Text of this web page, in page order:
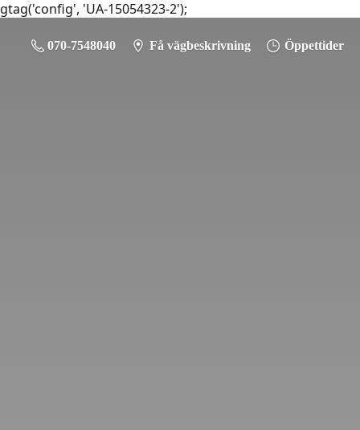
gtag('config', 'UA-15054323-2');
070-7548040 Få vägbeskrivning Öppettider